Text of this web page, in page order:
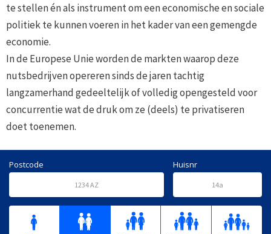
te stellen én als instrument om een economische en sociale
politiek te kunnen voeren in het kader van een gemengde
economie.
In de Europese Unie worden de markten waarop deze
nutsbedrijven opereren sinds de jaren tachtig
langzamerhand gedeeltelijk of volledig opengesteld voor
concurrentie wat de druk om ze (deels) te privatiseren
doet toenemen.
Postcode Huisnr